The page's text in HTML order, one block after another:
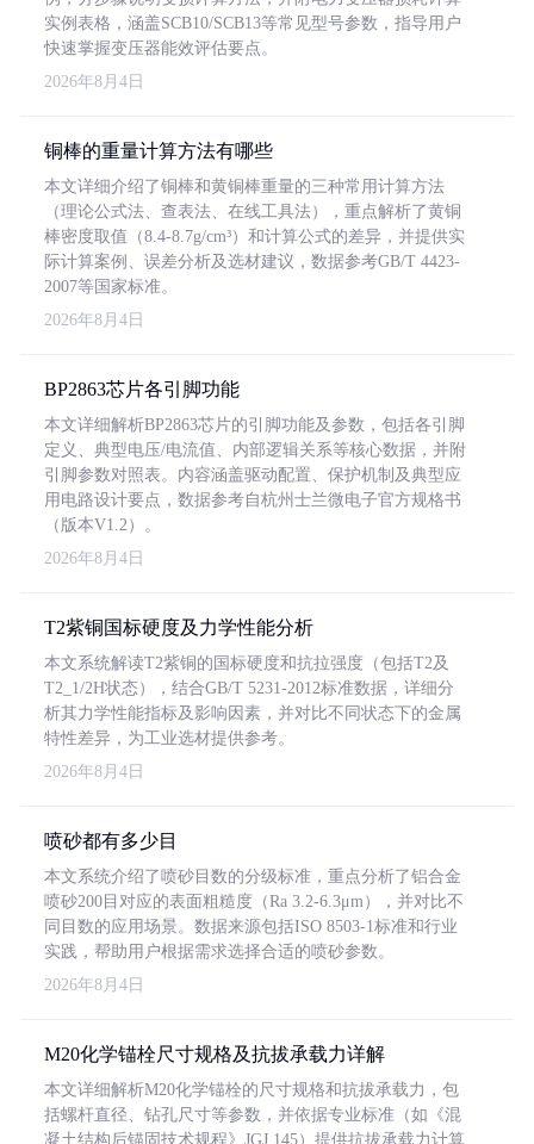
实例表格，涵盖SCB10/SCB13等常见型号参数，指导用户
快速掌握变压器能效评估要点。
2026年8月4日
铜棒的重量计算方法有哪些
本文详细介绍了铜棒和黄铜棒重量的三种常用计算方法
（理论公式法、查表法、在线工具法），重点解析了黄铜
棒密度取值（8.4-8.7g/cm³）和计算公式的差异，并提供实
际计算案例、误差分析及选材建议，数据参考GB/T 4423-
2007等国家标准。
2026年8月4日
BP2863芯片各引脚功能
本文详细解析BP2863芯片的引脚功能及参数，包括各引脚
定义、典型电压/电流值、内部逻辑关系等核心数据，并附
引脚参数对照表。内容涵盖驱动配置、保护机制及典型应
用电路设计要点，数据参考自杭州士兰微电子官方规格书
（版本V1.2）。
2026年8月4日
T2紫铜国标硬度及力学性能分析
本文系统解读T2紫铜的国标硬度和抗拉强度（包括T2及
T2_1/2H状态），结合GB/T 5231-2012标准数据，详细分
析其力学性能指标及影响因素，并对比不同状态下的金属
特性差异，为工业选材提供参考。
2026年8月4日
喷砂都有多少目
本文系统介绍了喷砂目数的分级标准，重点分析了铝合金
喷砂200目对应的表面粗糙度（Ra 3.2-6.3μm），并对比不
同目数的应用场景。数据来源包括ISO 8503-1标准和行业
实践，帮助用户根据需求选择合适的喷砂参数。
2026年8月4日
M20化学锚栓尺寸规格及抗拔承载力详解
本文详细解析M20化学锚栓的尺寸规格和抗拔承载力，包
括螺杆直径、钻孔尺寸等参数，并依据专业标准（如《混
凝土结构后锚固技术规程》JGJ 145）提供抗拔承载力计算